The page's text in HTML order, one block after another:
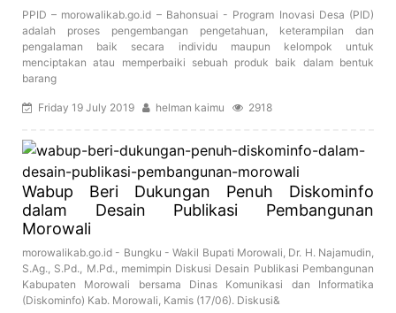
PPID – morowalikab.go.id – Bahonsuai - Program Inovasi Desa (PID)
adalah proses pengembangan pengetahuan, keterampilan dan
pengalaman baik secara individu maupun kelompok untuk
menciptakan atau memperbaiki sebuah produk baik dalam bentuk
barang
Friday 19 July 2019 helman kaimu 2918
Wabup Beri Dukungan Penuh Diskominfo
dalam Desain Publikasi Pembangunan
Morowali
morowalikab.go.id - Bungku - Wakil Bupati Morowali, Dr. H. Najamudin,
S.Ag., S.Pd., M.Pd., memimpin Diskusi Desain Publikasi Pembangunan
Kabupaten Morowali bersama Dinas Komunikasi dan Informatika
(Diskominfo) Kab. Morowali, Kamis (17/06). Diskusi&